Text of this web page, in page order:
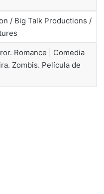
/ Big Talk Productions /
Romance | Comedia
Zombis. Película de